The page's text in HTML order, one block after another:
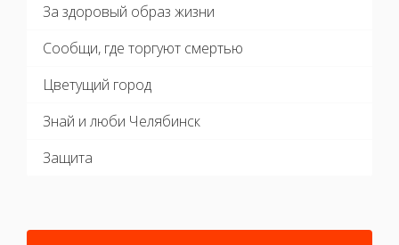
За здоровый образ жизни
Сообщи, где торгуют смертью
Цветущий город
Знай и люби Челябинск
Защита